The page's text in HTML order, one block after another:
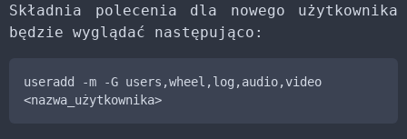
Składnia polecenia dla nowego użytkownika
będzie wyglądać następująco:
useradd -m -G users,wheel,log,audio,video
<nazwa_użytkownika>